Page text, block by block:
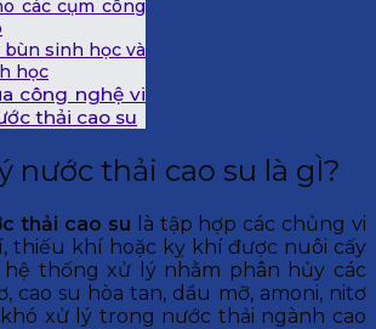
các cụm công
bùn sinh học và
học
công nghệ vi
thải cao su
nước thải cao su là gÌ?
thải cao su là tập hợp các chủng vi
thiếu khí hoặc kỵ khí được nuôi cấy
hệ thống xử lý nhằm phân hủy các
cao su hòa tan, dầu mỡ, amoni, nitơ
xử lý trong nước thải ngành cao